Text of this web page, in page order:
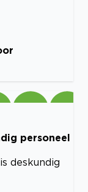
personeel
deskundig